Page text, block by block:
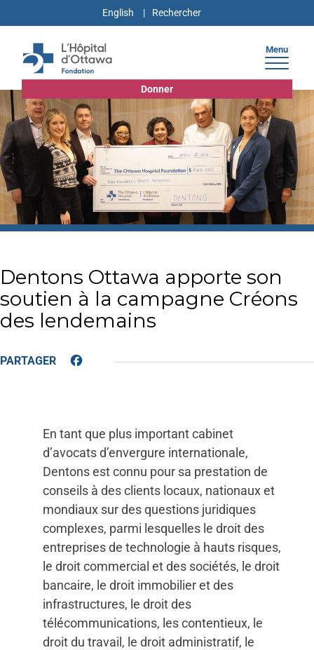
English
Donner
Menu
Dentons Ottawa apporte son
soutien à la campagne Créons
des lendemains
Facebook
En tant que plus important cabinet
d’avocats d’envergure internationale,
Dentons est connu pour sa prestation de
conseils à des clients locaux, nationaux et
mondiaux sur des questions juridiques
complexes, parmi lesquelles le droit des
entreprises de technologie à hauts risques,
le droit commercial et des sociétés, le droit
bancaire, le droit immobilier et des
infrastructures, le droit des
télécommunications, les contentieux, le
droit du travail, le droit administratif, le